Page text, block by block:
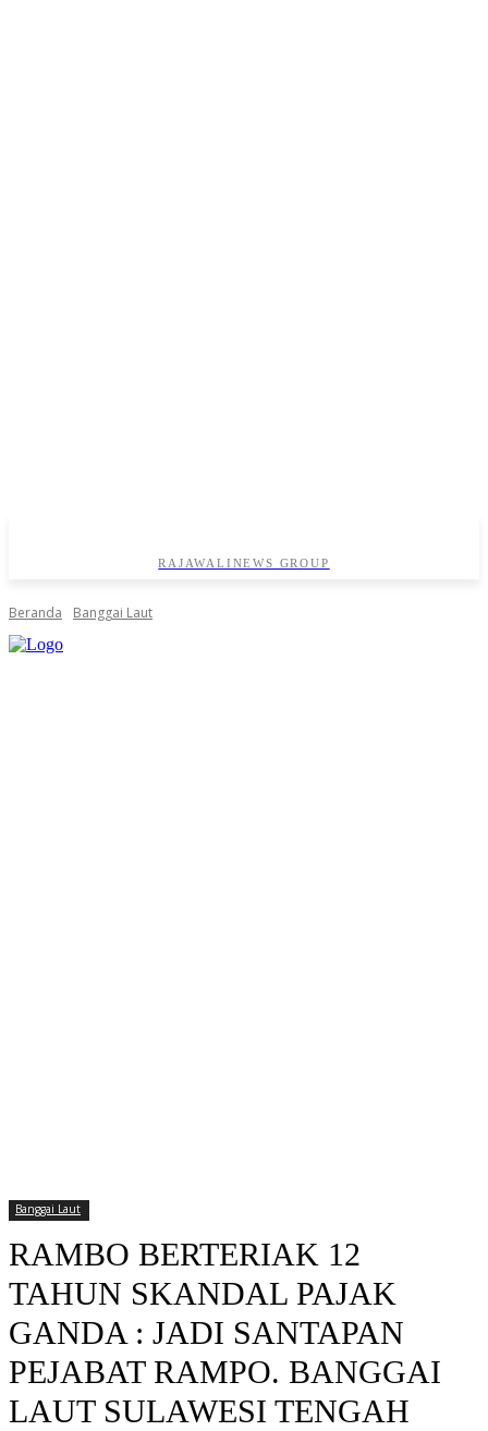
RAJAWALINEWS GROUP
Beranda Banggai Laut
Banggai Laut
RAMBO BERTERIAK 12
TAHUN SKANDAL PAJAK
GANDA : JADI SANTAPAN
PEJABAT RAMPO. BANGGAI
LAUT SULAWESI TENGAH